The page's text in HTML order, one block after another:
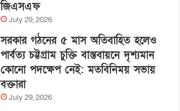
জিএসএফ
July 29, 2026
সরকার গঠনের ৫ মাস অতিবাহিত হলেও
পার্বত্য চট্টগ্রাম চুক্তি বাস্তবায়নে দৃশ্যমান
কোনো পদক্ষেপ নেই: মতবিনিময় সভায়
বক্তারা
July 29, 2026